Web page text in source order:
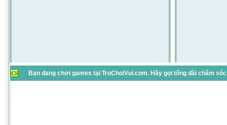
Bạn đang chơi games tại TroChoiVui.com. Hãy gọi tổng đài chăm